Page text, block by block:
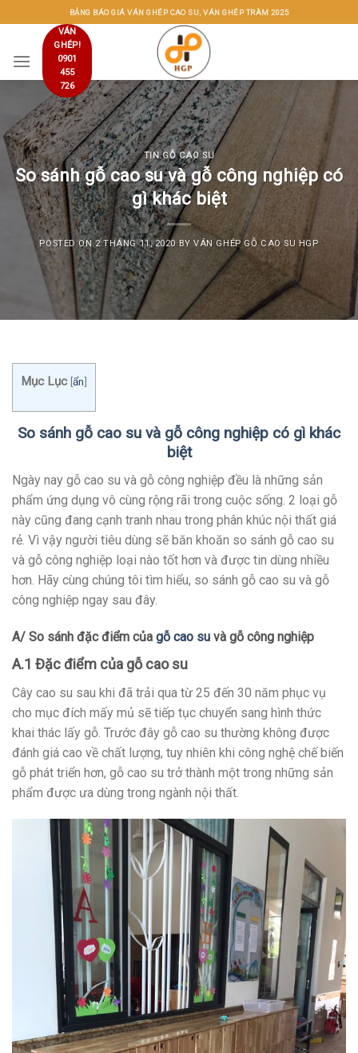
to
BẢNG BÁO GIÁ VÁN GHÉP CAO SU, VÁN GHÉP TRÀM 2025
VÁN
GHÉP!
0901
455
726
TIN GỖ CAO SU
So sánh gỗ cao su và gỗ công nghiệp có
gì khác biệt
POSTED ON2 THÁNG 11, 2020 BYVÁN GHÉP GỖ CAO SU HGP
Mục Lục [ẩn]
So sánh gỗ cao su và gỗ công nghiệp có gì khác
biệt
Ngày nay gỗ cao su và gỗ công nghiệp đều là những sản
phẩm ứng dụng vô cùng rộng rãi trong cuộc sống. 2 loại gỗ
này cũng đang cạnh tranh nhau trong phân khúc nội thất giá
rẻ. Vì vậy người tiêu dùng sẽ băn khoăn so sánh gỗ cao su
và gỗ công nghiệp loại nào tốt hơn và được tin dùng nhiều
hơn. Hãy cùng chúng tôi tìm hiểu, so sánh gỗ cao su và gỗ
công nghiệp ngay sau đây.
A/ So sánh đặc điểm của gỗ cao su và gỗ công nghiệp
A.1 Đặc điểm của gỗ cao su
Cây cao su sau khi đã trải qua từ 25 đến 30 năm phục vụ
cho mục đích mấy mủ sẽ tiếp tục chuyển sang hình thức
khai thác lấy gỗ. Trước đây gỗ cao su thường không được
đánh giá cao về chất lượng, tuy nhiên khi công nghệ chế biến
gỗ phát triển hơn, gỗ cao su trở thành một trong những sản
phẩm được ưa dùng trong ngành nội thất.